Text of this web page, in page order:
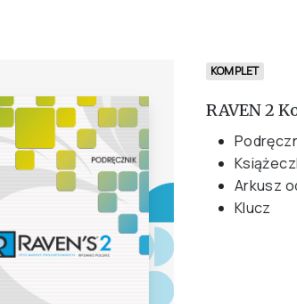
KOMPLET
RAVEN 2
Arkusz
Klucz